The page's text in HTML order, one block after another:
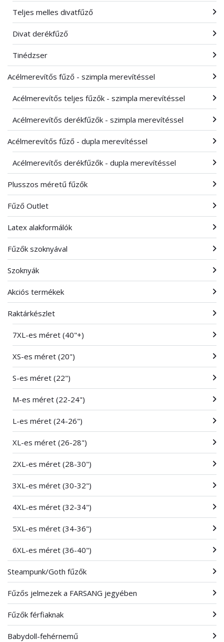
Teljes melles divatfűző
Divat derékfűző
Tinédzser
Acélmerevítős fűző - szimpla merevítéssel
Acélmerevítős teljes fűzők - szimpla merevítéssel
Acélmerevítős derékfűzők - szimpla merevítéssel
Acélmerevítős fűző - dupla merevítéssel
Acélmerevítős derékfűzők - dupla merevítéssel
Plusszos méretű fűzők
Fűző Outlet
Latex alakformálók
Fűzők szoknyával
Szoknyák
Akciós termékek
Raktárkészlet
7XL-es méret (40"+)
XS-es méret (20")
S-es méret (22")
M-es méret (22-24")
L-es méret (24-26")
XL-es méret (26-28")
2XL-es méret (28-30")
3XL-es méret (30-32")
4XL-es méret (32-34")
5XL-es méret (34-36")
6XL-es méret (36-40")
Steampunk/Goth fűzők
Fűzős jelmezek a FARSANG jegyében
Fűzők férfiaknak
Babydoll-fehérnemű